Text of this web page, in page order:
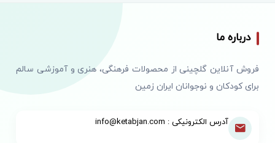
درباره ما
فروش آنلاین گلچینی از محصولات فرهنگی، هنری و آموزشی سالم
برای کودکان و نوجوانان ایران زمین
آدرس الکترونیکی : info@ketabjan.com